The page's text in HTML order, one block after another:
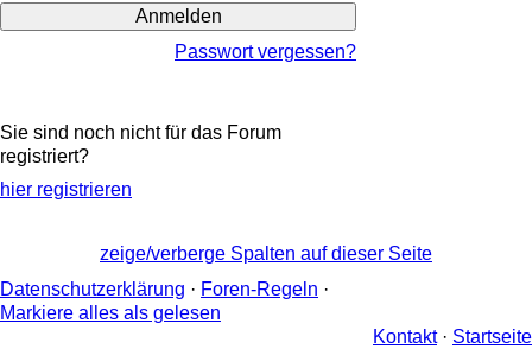
Passwort vergessen?
Sie sind noch nicht für das Forum
registriert?
hier registrieren
zeige/verberge Spalten auf dieser Seite
Datenschutzerklärung · Foren-Regeln ·
Markiere alles als gelesen
Kontakt· Startseite